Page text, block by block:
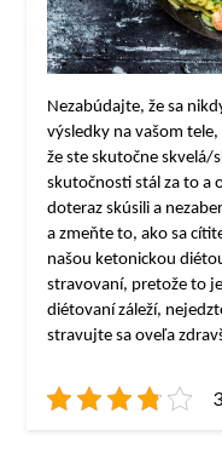
Nezabúdajte, že sa
výsledky na vašom
že ste skutočne skvelá/
skutočnosti stál za to a
doteraz skúsili a
a zmeňte to, ako sa
našou ketonickou
stravovaní, pretože to
diétovaní záleží,
stravujte sa oveľa